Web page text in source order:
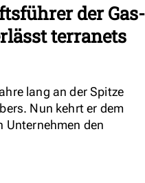
der Gas-
terranets
lang an der Spitze
Nun kehrt er dem
Unternehmen den